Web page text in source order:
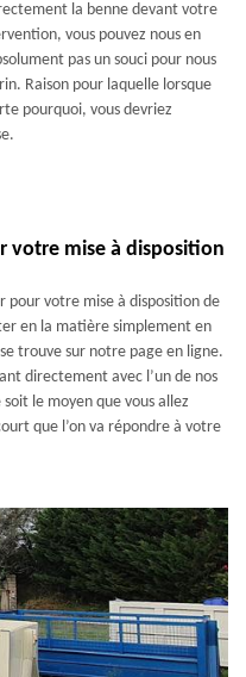
la benne devant votre
vous pouvez nous en
pas un souci pour nous
Raison pour laquelle lorsque
pourquoi, vous devriez
votre mise à disposition
pour votre mise à disposition de
en la matière simplement en
trouve sur notre page en ligne.
directement avec l’un de nos
le moyen que vous allez
que l’on va répondre à votre